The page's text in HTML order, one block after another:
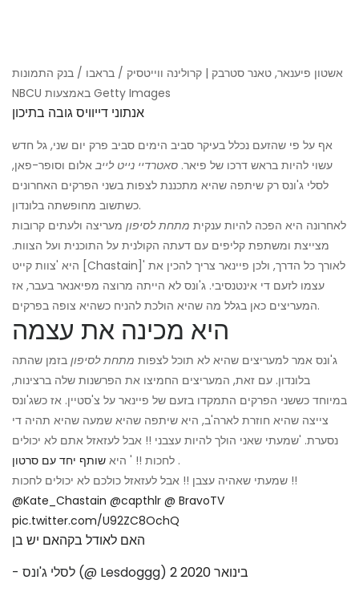
אשטון פיענאר, טאנר סטרבק | קרולינה ווייטסיק / בראבו / בנק התמונות
NBCU באמצעות Getty Images
אנתוני דייוויס גובה בתיכון
אף על פי שהזעם נכלל בעיקר סביב הימים סביב פרק ​​יום שני, גל חדש
עשוי להיות בראש דרכו של פיאר. סאטרדיי נייט לייב אלום וסופר-פאן,
לסלי ג'ונס רק שיתפה שהיא מתכננת לצפות בשני הפרקים האחרונים
כשתשוב מחופשתה בלונדון.
לאחרונה היא הפכה להיות ענקית מתחת לסיפון מעריצה ולעתים קרובות
מצייצת ומשתפת קליפים עם דעתה הקולנית על התוכנית ועל הצוות.
היא 'צוות קייט [Chastain]' לאורך כל הדרך, ולכן פיינאר צריך להכין את
עצמו לזעם די אינטנסיבי. ג'ונס לא הייתה מרוצה מפיאנאר בעבר, אז
המעריצים כאן בגלל מה שהיא הולכת להניח כשהיא צופה בפרקים.
היא מכינה את עצמה
ג'ונס אמר למעריצים שהיא לא תוכל לצפות מתחת לסיפון בזמן שהתה
בלונדון. עם זאת, המעריצים החמיצו את הפרשנות שלה ברצינות,
במיוחד כששני הפרקים התמקדו בזעם של פיינאר על צ'סטיין. אז כשג'ונס
צייצה שהיא חוזרת לארה'ב, היא שיתפה שהיא שמעה שהיא תהיה די
נסערת. 'שמעתי שאני הולך להיות עצבני !! אבל לעזאזל אתם לא יכולים
לחכות !! ' היא שותף יחד עם סרטון
.
שמעתי שאהיה עצבן !! אבל לעזאזל כולכם לא יכולים לחכות !!
@Kate_Chastain @capthlr @ BravoTV
pic.twitter.com/U92ZC8OchQ
האם לאודל בקהאם יש בן
- לסלי ג'ונס (@ Lesdoggg)
2 בינואר 2020